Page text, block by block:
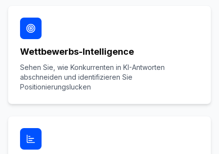
Wettbewerbs-Intelligence
Sehen Sie, wie Konkurrenten in KI-Antworten
abschneiden und identifizieren Sie
Positionierungslucken